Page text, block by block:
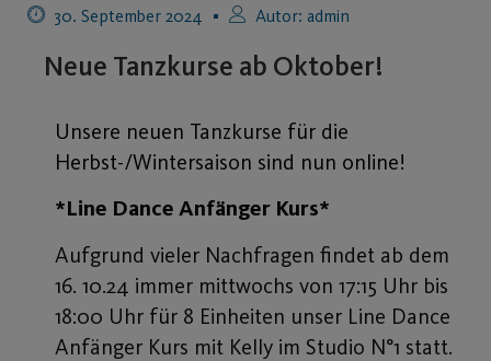
30. September 2024 Autor: admin
Neue Tanzkurse ab Oktober!
Unsere neuen Tanzkurse für die
Herbst-/Wintersaison sind nun online!
*Line Dance Anfänger Kurs*
Aufgrund vieler Nachfragen findet ab dem
16. 10.24 immer mittwochs von 17:15 Uhr bis
18:00 Uhr für 8 Einheiten unser Line Dance
Anfänger Kurs mit Kelly im Studio N°1 statt.